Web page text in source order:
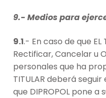
9.- Medios para
9.1.- En caso de que
Rectificar, Cancelar u
personales que ha
TITULAR deberá
que DIPROPOL pone a